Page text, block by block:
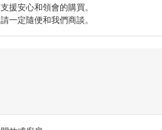
支援安心和領會的購買。
請一定隨便和我們商談。